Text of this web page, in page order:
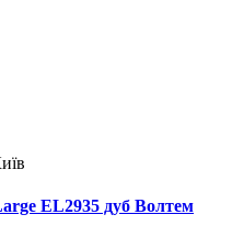
EL2935 дуб Волтем